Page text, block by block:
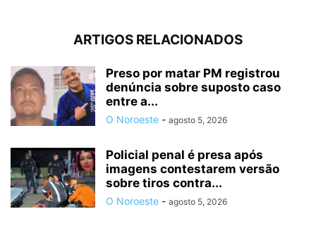
ARTIGOS RELACIONADOS
Preso por matar PM registrou
denúncia sobre suposto caso
entre a...
O Noroeste - agosto 5, 2026
Policial penal é presa após
imagens contestarem versão
sobre tiros contra...
O Noroeste - agosto 5, 2026